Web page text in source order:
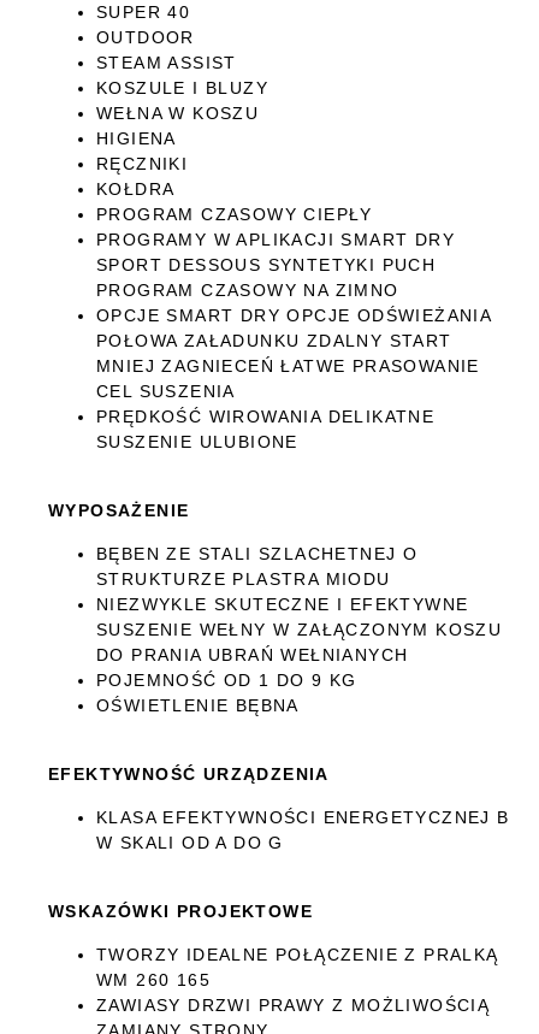
SUPER 40
OUTDOOR
STEAM ASSIST
KOSZULE I BLUZY
WEŁNA W KOSZU
HIGIENA
RĘCZNIKI
KOŁDRA
PROGRAM CZASOWY CIEPŁY
PROGRAMY W APLIKACJI SMART DRY
SPORT DESSOUS SYNTETYKI PUCH
PROGRAM CZASOWY NA ZIMNO
OPCJE SMART DRY OPCJE ODŚWIEŻANIA
POŁOWA ZAŁADUNKU ZDALNY START
MNIEJ ZAGNIECEŃ ŁATWE PRASOWANIE
CEL SUSZENIA
PRĘDKOŚĆ WIROWANIA DELIKATNE
SUSZENIE ULUBIONE
WYPOSAŻENIE
BĘBEN ZE STALI SZLACHETNEJ O
STRUKTURZE PLASTRA MIODU
NIEZWYKLE SKUTECZNE I EFEKTYWNE
SUSZENIE WEŁNY W ZAŁĄCZONYM KOSZU
DO PRANIA UBRAŃ WEŁNIANYCH
POJEMNOŚĆ OD 1 DO 9 KG
OŚWIETLENIE BĘBNA
EFEKTYWNOŚĆ URZĄDZENIA
KLASA EFEKTYWNOŚCI ENERGETYCZNEJ B
W SKALI OD A DO G
WSKAZÓWKI PROJEKTOWE
TWORZY IDEALNE POŁĄCZENIE Z PRALKĄ
WM 260 165
ZAWIASY DRZWI PRAWY Z MOŻLIWOŚCIĄ
ZAMIANY STRONY